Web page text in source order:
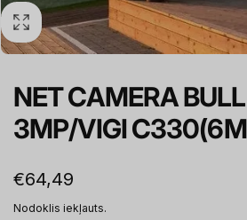
NET CAMERA
3MP/VIGI
Parastā
cena
€64,49
Nodoklis iekļauts.